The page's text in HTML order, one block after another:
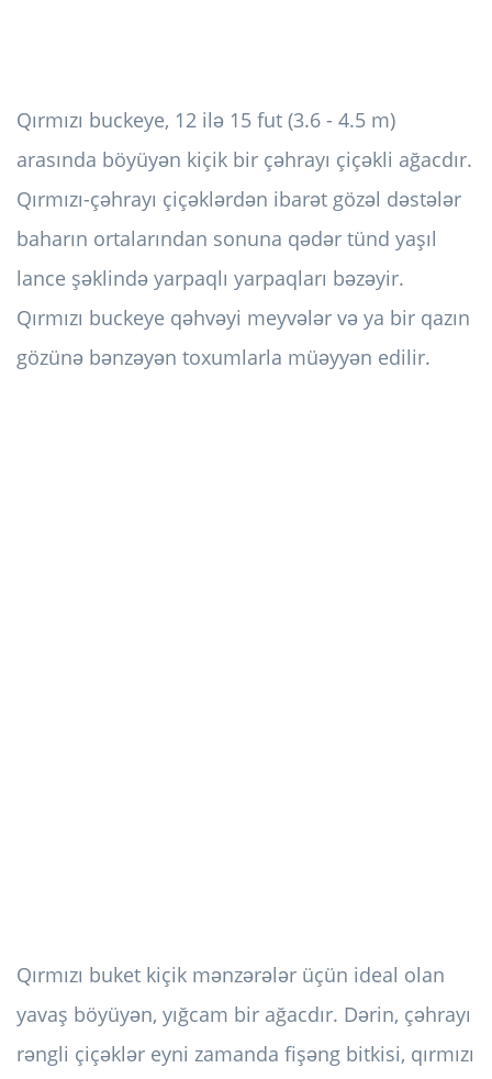
Qırmızı buckeye, 12 ilə 15 fut (3.6 - 4.5 m)
arasında böyüyən kiçik bir çəhrayı çiçəkli ağacdır.
Qırmızı-çəhrayı çiçəklərdən ibarət gözəl dəstələr
baharın ortalarından sonuna qədər tünd yaşıl
lance şəklində yarpaqlı yarpaqları bəzəyir.
Qırmızı buckeye qəhvəyi meyvələr və ya bir qazın
gözünə bənzəyən toxumlarla müəyyən edilir.
Qırmızı buket kiçik mənzərələr üçün ideal olan
yavaş böyüyən, yığcam bir ağacdır. Dərin, çəhrayı
rəngli çiçəklər eyni zamanda fişəng bitkisi, qırmızı